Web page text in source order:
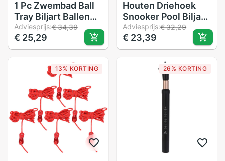
1 Pc Zwembad Ball
Tray Biljart Ballen
Rack Plaat Poll Bal
Opslag Standaard
Bal Lade Voor Thuis
Game Voor Biljart
ballen (Geen Ballen)
Adviesprijs:€ 34,39
€ 25,29
Houten Driehoek
Snooker Pool Biljart
Statief Bal Rack
Swing Bal Houder
Driehoek Bal Frame
Zwembad Tafel
Accessoires
Adviesprijs:€ 32,29
€ 23,39
13% KORTING 26% KORTING